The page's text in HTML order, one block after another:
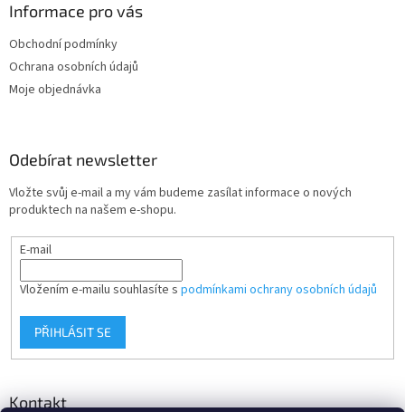
Informace pro vás
Obchodní podmínky
Ochrana osobních údajů
Moje objednávka
Odebírat newsletter
Vložte svůj e-mail a my vám budeme zasílat informace o nových
produktech na našem e-shopu.
E-mail
Vložením e-mailu souhlasíte s podmínkami ochrany osobních údajů
PŘIHLÁSIT SE
Kontakt